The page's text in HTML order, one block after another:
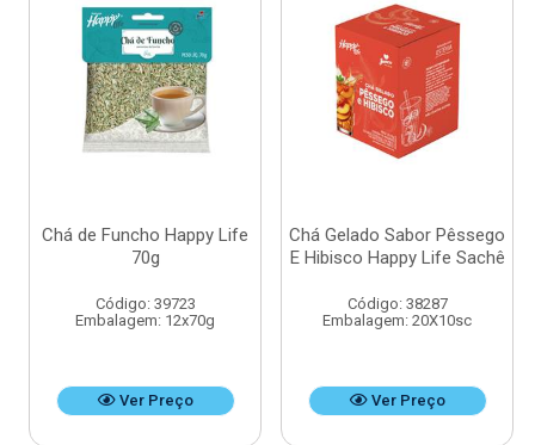
Chá de Funcho Happy Life
70g
Código: 39723
Embalagem: 12x70g
Ver Preço
Chá Gelado Sabor Pêssego
E Hibisco Happy Life Sachê
Código: 38287
Embalagem: 20X10sc
Ver Preço